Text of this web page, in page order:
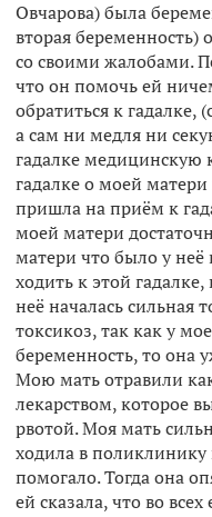
Овчарова) была
вторая
со своими жалобами.
что он помочь ей
обратиться к
а сам ни медля ни
гадалке медицинскую
гадалке о моей
пришла на приём к
моей матери
матери что было у
ходить к этой
неё началась сильная
токсикоз, так как у
беременность, то она
Мою мать отравили
лекарством, которое
рвотой. Моя мать
ходила в
помогало. Тогда она
ей сказала, что во